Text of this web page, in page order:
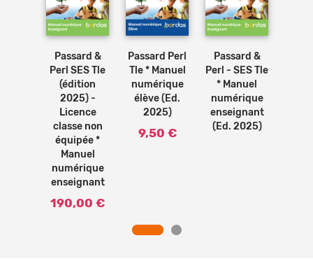
Passard &
Perl SES Tle
(édition
2025) -
Licence
classe non
équipée *
Manuel
numérique
enseignant
190,00 €
Ajouter
au
Passard Perl
Tle * Manuel
numérique
élève (Ed.
2025)
9,50 €
Passard &
Perl - SES Tle
* Manuel
numérique
enseignant
(Ed. 2025)